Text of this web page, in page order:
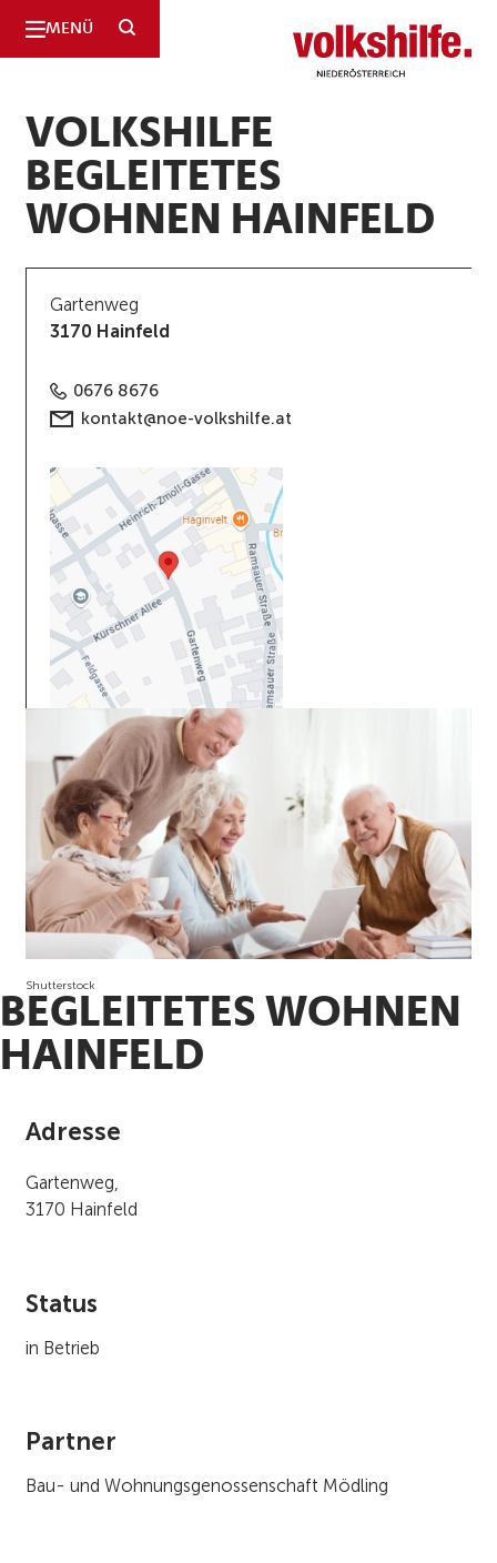
MENÜ SUCHE Niederösterreich
VOLKSHILFE
BEGLEITETES
WOHNEN HAINFELD
Gartenweg
3170 Hainfeld
0676 8676
kontakt@noe-volkshilfe.at
Shutterstock
BEGLEITETES WOHNEN
HAINFELD
Adresse
Gartenweg,
3170 Hainfeld
Status
in Betrieb
Partner
Bau- und Wohnungsgenossenschaft Mödling